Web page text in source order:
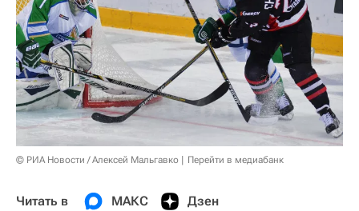
© РИА Новости / Алексей Мальгавко Перейти в медиабанк
Читать в МАКС Дзен